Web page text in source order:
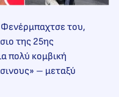
Φενέρμπαχτσε του,
της 25ης
πολύ κομβική
– μεταξύ